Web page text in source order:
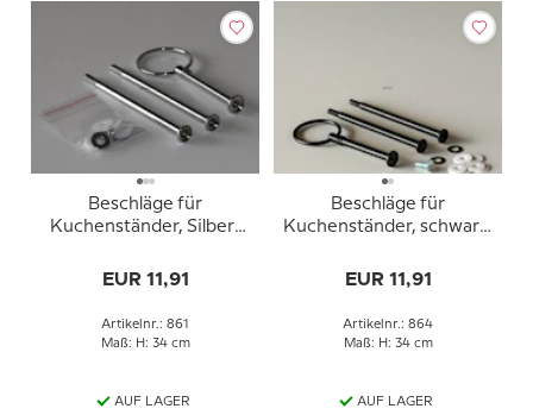
Beschläge für
Kuchenständer, Silber-
Schicht
EUR 11,91
Artikelnr.: 861
Maß: H: 34 cm
AUF LAGER
Beschläge für
Kuchenständer, schwarz,
EUR 11,91
Artikelnr.: 864
Maß: H: 34 cm
AUF LAGER